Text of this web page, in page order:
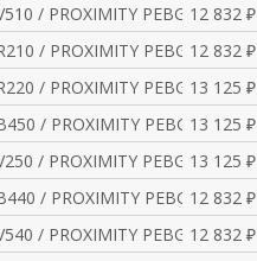
/ PROXIMITY PEBGSPNP
12 832 ₽
/ PROXIMITY PEBGSACS
12 832 ₽
/ PROXIMITY PEBGSACS
13 125 ₽
/ PROXIMITY PEBGSPNP
13 125 ₽
/ PROXIMITY PEBGSPNP
13 125 ₽
/ PROXIMITY PEBGSPNP
12 832 ₽
/ PROXIMITY PEBGSPNP
12 832 ₽